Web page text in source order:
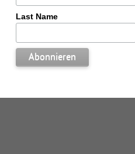
Last Name